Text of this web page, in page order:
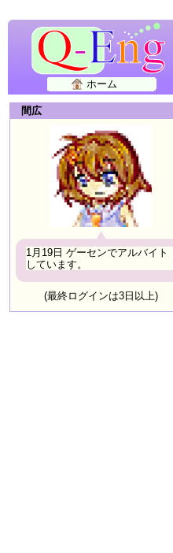
ホーム
間広
1月19日 ゲーセンでアルバイト
しています。
(最終ログインは3日以上)